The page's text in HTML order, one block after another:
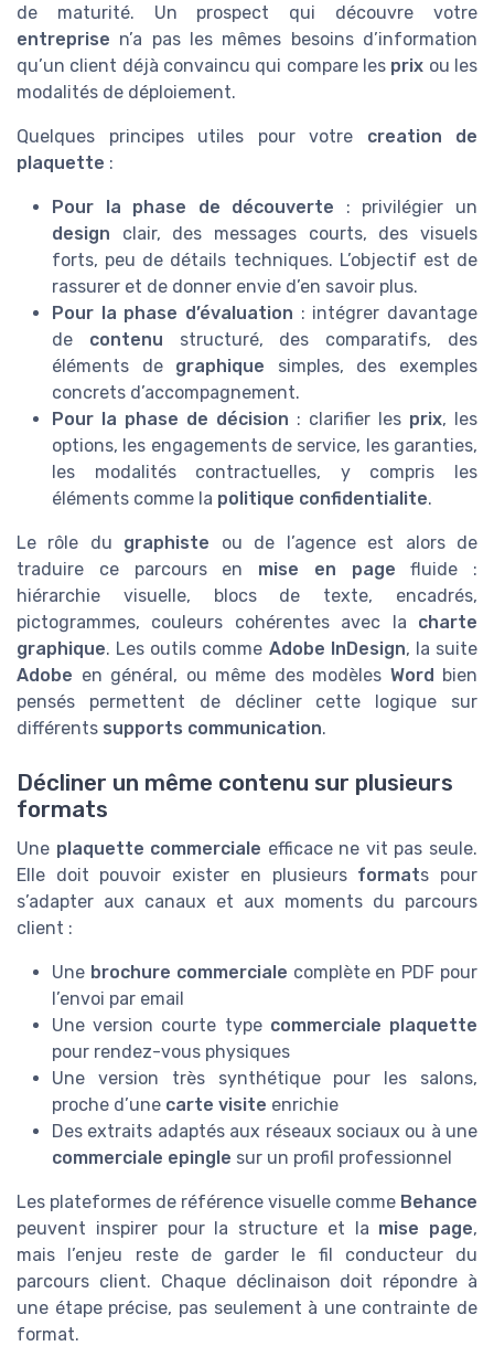
de maturité. Un prospect qui découvre votre
entreprise n’a pas les mêmes besoins d’information
qu’un client déjà convaincu qui compare les prix ou les
modalités de déploiement.
Quelques principes utiles pour votre creation de
plaquette :
Pour la phase de découverte : privilégier un
design clair, des messages courts, des visuels
forts, peu de détails techniques. L’objectif est de
rassurer et de donner envie d’en savoir plus.
Pour la phase d’évaluation : intégrer davantage
de contenu structuré, des comparatifs, des
éléments de graphique simples, des exemples
concrets d’accompagnement.
Pour la phase de décision : clarifier les prix, les
options, les engagements de service, les garanties,
les modalités contractuelles, y compris les
éléments comme la politique confidentialite.
Le rôle du graphiste ou de l’agence est alors de
traduire ce parcours en mise en page fluide :
hiérarchie visuelle, blocs de texte, encadrés,
pictogrammes, couleurs cohérentes avec la charte
graphique. Les outils comme Adobe InDesign, la suite
Adobe en général, ou même des modèles Word
bien
pensés permettent de décliner cette logique sur
différents supports communication.
Décliner un même contenu sur plusieurs
formats
Une plaquette commerciale efficace ne vit pas seule.
Elle doit pouvoir exister en plusieurs formats pour
s’adapter aux canaux et aux moments du parcours
client :
Une brochure commerciale complète en PDF pour
l’envoi par email
Une version courte type commerciale plaquette
pour rendez-vous physiques
Une version très synthétique pour les salons,
proche d’une carte visite enrichie
Des extraits adaptés aux réseaux sociaux ou à une
commerciale epingle sur un profil professionnel
Les plateformes de référence visuelle comme Behance
peuvent inspirer pour la structure et la mise page,
mais l’enjeu reste de garder le fil conducteur du
parcours client. Chaque déclinaison doit répondre à
une étape précise, pas seulement à une contrainte de
format.